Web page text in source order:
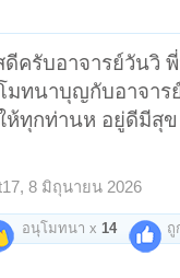
ดีครับอาจารย์วันวิ
มทนาบุญกับอาจาร
ห้ทุกท่านห อยู่ดีมีสุข
, 8 มิถุนายน 2026
อนุโมทนา x 14 ถู